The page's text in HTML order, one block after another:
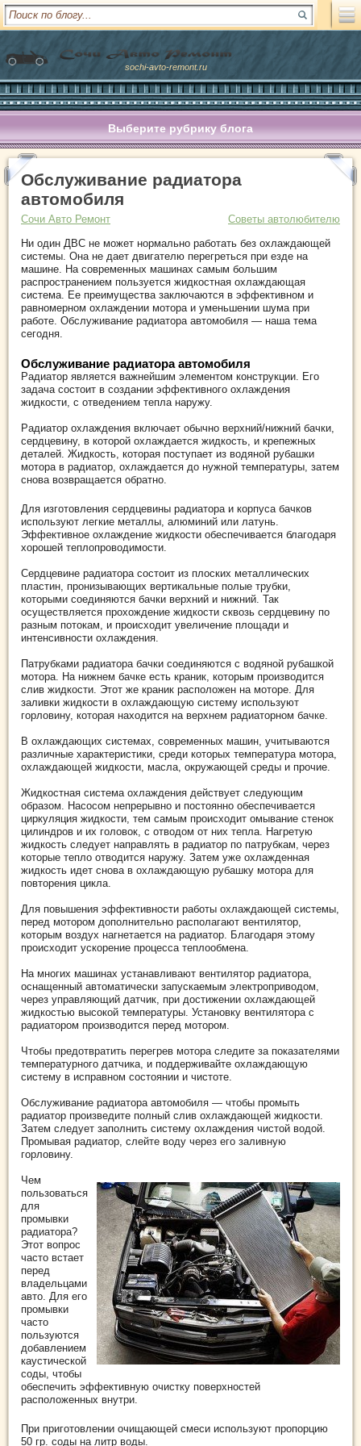
sochi-avto-remont.ru
Выберите рубрику блога
Обслуживание радиатора
автомобиля
Сочи Авто Ремонт
Советы автолюбителю
Ни один ДВС не может нормально работать без охлаждающей
системы. Она не дает двигателю перегреться при езде на
машине. На современных машинах самым большим
распространением пользуется жидкостная охлаждающая
система. Ее преимущества заключаются в эффективном и
равномерном охлаждении мотора и уменьшении шума при
работе. Обслуживание радиатора автомобиля — наша тема
сегодня.
Обслуживание радиатора автомобиля
Радиатор является важнейшим элементом конструкции. Его
задача состоит в создании эффективного охлаждения
жидкости, с отведением тепла наружу.
Радиатор охлаждения включает обычно верхний/нижний бачки,
сердцевину, в которой охлаждается жидкость, и крепежных
деталей. Жидкость, которая поступает из водяной рубашки
мотора в радиатор, охлаждается до нужной температуры, затем
снова возвращается обратно.
Для изготовления сердцевины радиатора и корпуса бачков
используют легкие металлы, алюминий или латунь.
Эффективное охлаждение жидкости обеспечивается благодаря
хорошей теплопроводимости.
Сердцевине радиатора состоит из плоских металлических
пластин, пронизывающих вертикальные полые трубки,
которыми соединяются бачки верхний и нижний. Так
осуществляется прохождение жидкости сквозь сердцевину по
разным потокам, и происходит увеличение площади и
интенсивности охлаждения.
Патрубками радиатора бачки соединяются с водяной рубашкой
мотора. На нижнем бачке есть краник, которым производится
слив жидкости. Этот же краник расположен на моторе. Для
заливки жидкости в охлаждающую систему используют
горловину, которая находится на верхнем радиаторном бачке.
В охлаждающих системах, современных машин, учитываются
различные характеристики, среди которых температура мотора,
охлаждающей жидкости, масла, окружающей среды и прочие.
Жидкостная система охлаждения действует следующим
образом. Насосом непрерывно и постоянно обеспечивается
циркуляция жидкости, тем самым происходит омывание стенок
цилиндров и их головок, с отводом от них тепла. Нагретую
жидкость следует направлять в радиатор по патрубкам, через
которые тепло отводится наружу. Затем уже охлажденная
жидкость идет снова в охлаждающую рубашку мотора для
повторения цикла.
Для повышения эффективности работы охлаждающей системы,
перед мотором дополнительно располагают вентилятор,
которым воздух нагнетается на радиатор. Благодаря этому
происходит ускорение процесса теплообмена.
На многих машинах устанавливают вентилятор радиатора,
оснащенный автоматически запускаемым электроприводом,
через управляющий датчик, при достижении охлаждающей
жидкостью высокой температуры. Установку вентилятора с
радиатором производится перед мотором.
Чтобы предотвратить перегрев мотора следите за показателями
температурного датчика, и поддерживайте охлаждающую
систему в исправном состоянии и чистоте.
Обслуживание радиатора автомобиля — чтобы промыть
радиатор произведите полный слив охлаждающей жидкости.
Затем следует заполнить систему охлаждения чистой водой.
Промывая радиатор, слейте воду через его заливную
горловину.
Чем
пользоваться
для
промывки
радиатора?
Этот вопрос
часто встает
перед
владельцами
авто. Для его
промывки
часто
пользуются
добавлением
каустической
соды, чтобы
обеспечить эффективную очистку поверхностей
расположенных внутри.
При приготовлении очищающей смеси используют пропорцию
50 гр. соды на литр воды.